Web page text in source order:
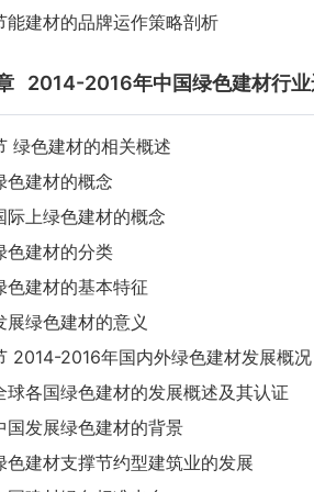
能建材的品牌运作策略剖析
2014-2016年中国绿色建材行
绿色建材的相关概述
色建材的概念
际上绿色建材的概念
色建材的分类
色建材的基本特征
展绿色建材的意义
2014-2016年国内外绿色建材发展概况
球各国绿色建材的发展概述及其认证
国发展绿色建材的背景
色建材支撑节约型建筑业的发展